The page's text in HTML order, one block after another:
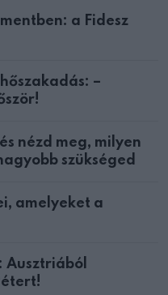
a Fidesz
–
nézd meg, milyen
szükséged
amelyeket a
Ausztriából